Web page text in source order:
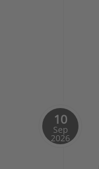
10
Sep
2026